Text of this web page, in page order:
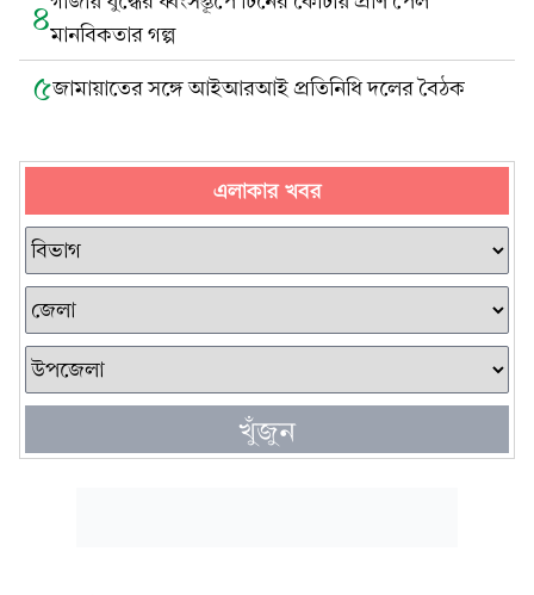
৪মানবিকতার গল্প
৫জামায়াতের সঙ্গে আইআরআই প্রতিনিধি দলের বৈঠক
এলাকার খবর
খুঁজুন